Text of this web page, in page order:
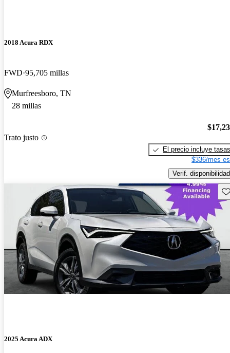
2018 Acura RDX
FWD 95,705 millas
Murfreesboro, TN
28 millas
Trato justo
El precio incluye tasas
$336/mes
Verif. disponibilidad
2025 Acura ADX